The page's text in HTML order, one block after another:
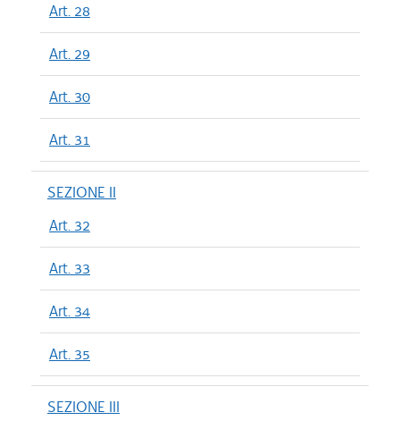
Art. 28
Art. 29
Art. 30
Art. 31
SEZIONE II
Art. 32
Art. 33
Art. 34
Art. 35
SEZIONE III